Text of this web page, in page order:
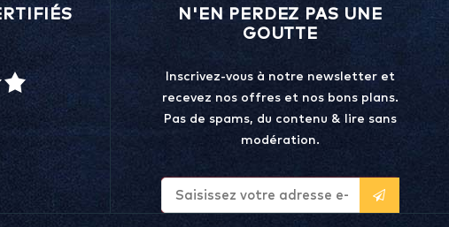
N'EN PERDEZ PAS UNE
GOUTTE
Inscrivez-vous à notre newsletter et
recevez nos offres et nos bons plans.
Pas de spams, du contenu & lire sans
modération.